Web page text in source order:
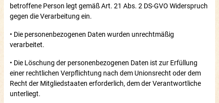
betroffene Person legt gemäß Art. 21 Abs. 2 DS-GVO Widerspruch
gegen die Verarbeitung ein.
• Die personenbezogenen Daten wurden unrechtmäßig
verarbeitet.
• Die Löschung der personenbezogenen Daten ist zur Erfüllung
einer rechtlichen Verpflichtung nach dem Unionsrecht oder dem
Recht der Mitgliedstaaten erforderlich, dem der Verantwortliche
unterliegt.